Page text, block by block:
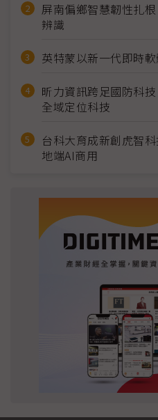
屏南偏鄉智慧韌性扎
辨識
英特蒙以新一代即時
昕力資訊跨足國防科
全域定位科技
台科大育成新創虎智
地端AI商用